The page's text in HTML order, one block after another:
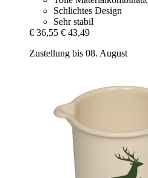
Schlichtes Design
Sehr stabil
€ 36,55 € 43,49
Zustellung bis 08. August